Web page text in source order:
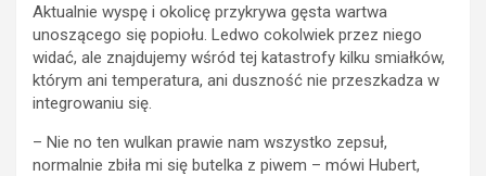
Aktualnie wyspę i okolicę przykrywa gęsta wartwa
unoszącego się popiołu. Ledwo cokolwiek przez niego
widać, ale znajdujemy wśród tej katastrofy kilku smiałków,
którym ani temperatura, ani duszność nie przeszkadza w
integrowaniu się.
– Nie no ten wulkan prawie nam wszystko zepsuł,
normalnie zbiła mi się butelka z piwem – mówi Hubert,